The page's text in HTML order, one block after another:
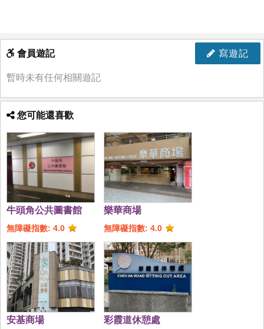
寫遊記
會員遊記
暫時未有任何相關遊記
您可能還喜歡
牛頭角公共圖書館
無障礙指數: 4.0
樂華商場
無障礙指數: 4.0
安基商場 彩霞道休憩處